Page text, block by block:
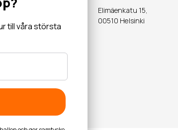
OK
Elimäenkatu 15,
00510 Helsinki
till våra största